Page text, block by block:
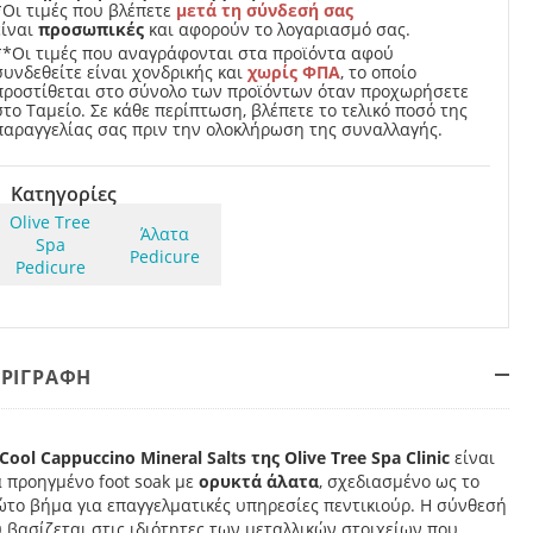
τιμές που βλέπετε μετά τη σύνδεσή σας
προσωπικές και αφορούν το λογαριασμό σας.
τιμές που αναγράφονται στα προϊόντα αφού
είναι χονδρικής και χωρίς ΦΠΑ, το οποίο
στο σύνολο των προϊόντων όταν προχωρήσετε
Ταμείο. Σε κάθε περίπτωση, βλέπετε το τελικό ποσό της
σας πριν την ολοκλήρωση της συναλλαγής.
Κατηγορίες
Olive Tree
Spa
Pedicure
Άλατα
Pedicure
Cappuccino Mineral Salts της Olive Tree Spa Clinic είναι
προηγμένο foot soak με ορυκτά άλατα, σχεδιασμένο ως το
βήμα για επαγγελματικές υπηρεσίες πεντικιούρ. Η σύνθεσή